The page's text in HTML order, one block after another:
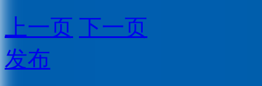
上一页 下一页
发布